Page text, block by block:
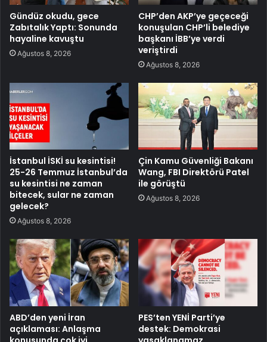
Gündüz okudu, gece
Zabıtalık Yaptı: Sonunda
hayaline kavuştu
Ağustos 8, 2026
CHP’den AKP’ye geçeceği
konuşulan CHP’li belediye
başkanı İBB’ye verdi
veriştirdi
Ağustos 8, 2026
İstanbul İSKİ su kesintisi!
25-26 Temmuz İstanbul’da
su kesintisi ne zaman
bitecek, sular ne zaman
gelecek?
Ağustos 8, 2026
Çin Kamu Güvenliği Bakanı
Wang, FBI Direktörü Patel
ile görüştü
Ağustos 8, 2026
ABD’den yeni İran
açıklaması: Anlaşma
PES’ten YENİ Parti’ye
destek: Demokrasi